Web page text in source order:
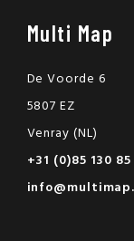
Multi Map
De Voorde 6
5807 EZ
Venray (NL)
+31 (0)85 130